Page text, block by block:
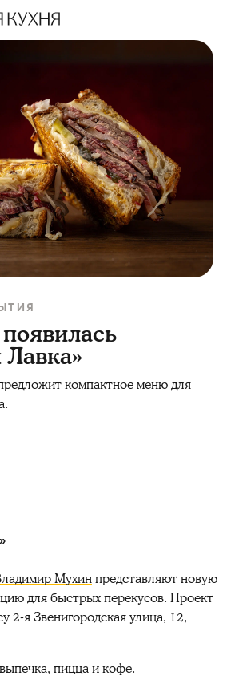
компактное меню для
Мухинпредставляют новую
для быстрых перекусов. Проект
2-я Звенигородская улица, 12,
пицца и кофе.